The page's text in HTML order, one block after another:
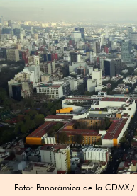
Foto: Panorámica de la CDMX